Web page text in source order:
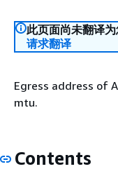
此页面尚未翻译为
请求翻译
Egress address of
mtu.
Contents